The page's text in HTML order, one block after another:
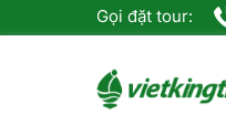
Gọi đặt tour: